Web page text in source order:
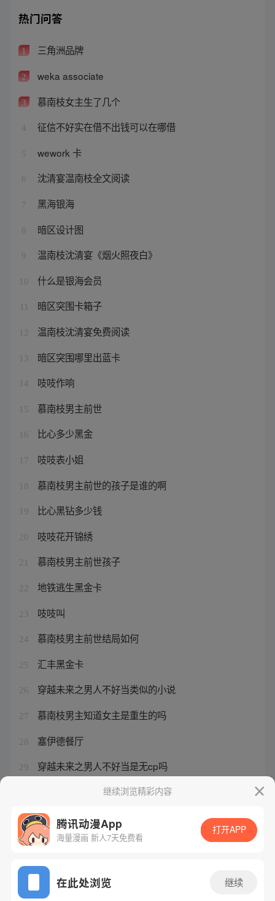
热门问答
1 三角洲品牌
2 weka associate
3 慕南枝女主生了几个
4 征信不好实在借不出钱可以在哪借
5 wework 卡
6 沈清宴温南枝全文阅读
7 黑海银海
8 暗区设计图
9 温南枝沈清宴《烟火照夜白》
10 什么是银海会员
暗区突围卡箱子
12 温南枝沈清宴免费阅读
13 暗区突围哪里出蓝卡
14 吱吱作响
15 慕南枝男主前世
16 比心多少黑金
17 吱吱表小姐
18 慕南枝男主前世的孩子是谁的啊
19 比心黑钻多少钱
20 吱吱花开锦绣
21 慕南枝男主前世孩子
22 地铁逃生黑金卡
23 吱吱叫
24 慕南枝男主前世结局如何
25 汇丰黑金卡
26 穿越未来之男人不好当类似的小说
27 慕南枝男主知道女主是重生的吗
28 塞伊德餐厅
29 穿越未来之男人不好当是无cp吗
慕南枝男主重生了吗继续浏览精彩内容
腾讯动漫App
海量漫画 新人7天免费看
打开APP
在此处浏览 继续
网站备案/许可证号：粤B2-20090059-5
Copyright©1998 - 2026 Tencent. All Rights Reserved